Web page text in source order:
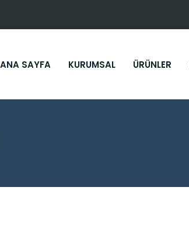
ANA SAYFA KURUMSAL ÜRÜNLER